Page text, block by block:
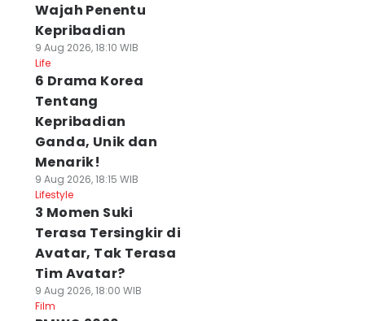
Wajah Penentu
Kepribadian
9 Aug 2026, 18:10 WIB
Life
6 Drama Korea
Tentang
Kepribadian
Ganda, Unik dan
Menarik!
9 Aug 2026, 18:15 WIB
Lifestyle
3 Momen Suki
Terasa Tersingkir di
Avatar, Tak Terasa
Tim Avatar?
9 Aug 2026, 18:00 WIB
Film